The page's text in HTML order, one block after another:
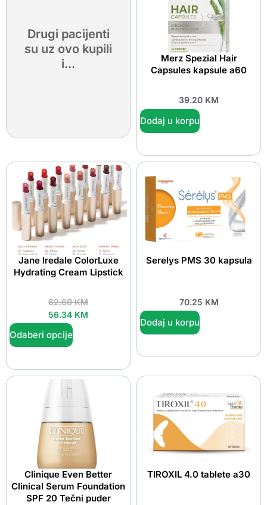
Drugi pacijenti
su uz ovo kupili
i...
Merz Spezial Hair
Capsules kapsule a60
39.20 KM
Dodaj u korpu
Jane Iredale ColorLuxe
Hydrating Cream Lipstick
62.60KM
56.34 KM
Odaberi opcije
Serelys PMS 30 kapsula
70.25 KM
Dodaj u korpu
Clinique Even Better
Clinical Serum Foundation
SPF 20 Tečni puder
TIROXIL 4.0 tablete a30